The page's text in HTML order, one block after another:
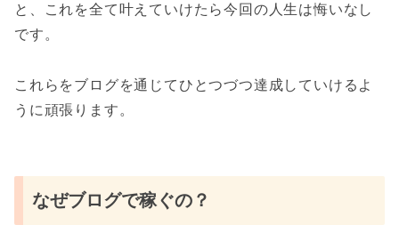
と、これを全て叶えていけたら今回の人生は悔いなし
です。
これらをブログを通じてひとつづつ達成していけるよ
うに頑張ります。
なぜブログで稼ぐの？